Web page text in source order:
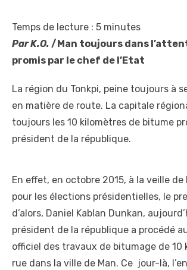
Temps de lecture : 5 minutes
Par K.O. /Man toujours dans
promis par le chef de l’Etat
La région du Tonkpi, peine toujours à
en matière de route. La capitale
toujours les 10 kilomètres de bitume
président de la république.
En effet, en octobre 2015, à la veille de
pour les élections présidentielles, le
d’alors, Daniel Kablan Dunkan,
président de la république a procédé
officiel des travaux de bitumage de 10
rue dans la ville de Man. Ce jour-là,